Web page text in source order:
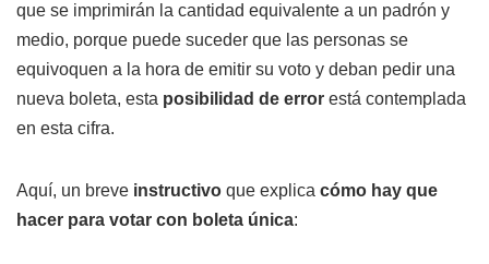
que se imprimirán la cantidad equivalente a un padrón y
medio, porque puede suceder que las personas se
equivoquen a la hora de emitir su voto y deban pedir una
nueva boleta, esta posibilidad de error está contemplada
en esta cifra.
Aquí, un breve instructivo que explica cómo hay que
hacer para votar con boleta única: